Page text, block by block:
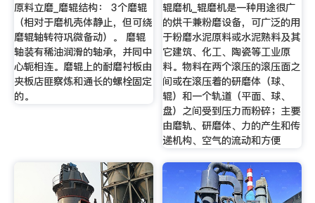
原料立磨_磨辊结构： 3个磨辊
（相对于磨机壳体静止，但可绕
磨辊轴转符巩微备动）。 磨辊
轴装有稀油润滑的轴承，并同中
心轭相连。磨辊上的耐磨衬板由
夹板店匪察炼和通长的螺栓固定
的。
辊磨机_辊磨机是一种用途很广
的烘干兼粉磨设备，可广泛的用
于粉磨水泥原料或水泥熟料及其
它建筑、化工、陶瓷等工业原
料。物料在两个滚压的滚压面之
间或在滚压着的研磨体（球、
辊）和一个轨道（平面、球、
盘）之间受到压力而粉碎；主要
由磨轨、研磨体、力的产生和传
递机构、空气的流动和方便